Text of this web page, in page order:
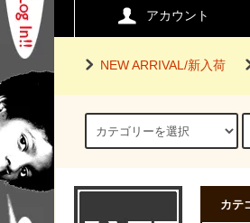
アカウント
NEW ARRIVAL/新入荷
カテ